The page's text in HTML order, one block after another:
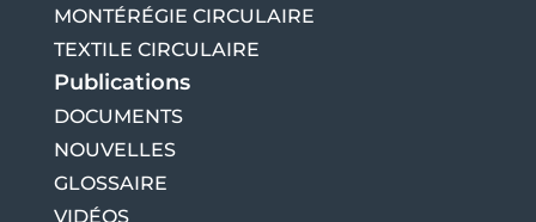
MONTÉRÉGIE CIRCULAIRE
TEXTILE CIRCULAIRE
Publications
DOCUMENTS
NOUVELLES
GLOSSAIRE
VIDÉOS